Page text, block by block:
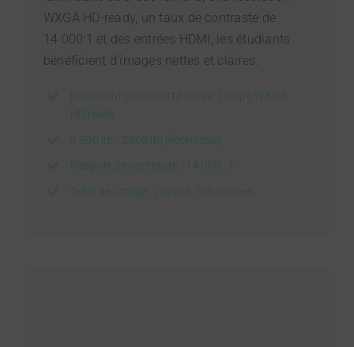
WXGA HD-ready, un taux de contraste de
14 000:1 et des entrées HDMI, les étudiants
bénéficient d’images nettes et claires.
Projecteur ultracourte focale Lampe WXGA
HD ready
3 500 lm - 2900 lm (économie)
Rapport de contraste : 14 000 : 1
Taille de l'image : jusqu'à 100 pouces